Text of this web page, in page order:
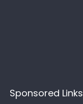
Sponsored Links